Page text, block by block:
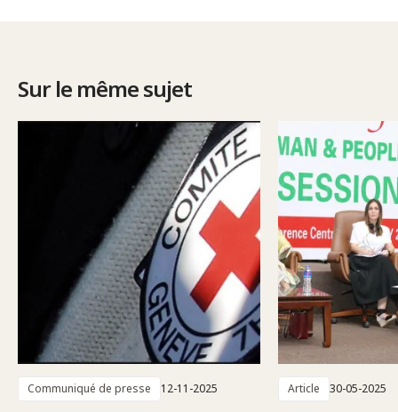
Sur le même sujet
Communiqué de presse 12-11-2025 Article 30-05-2025